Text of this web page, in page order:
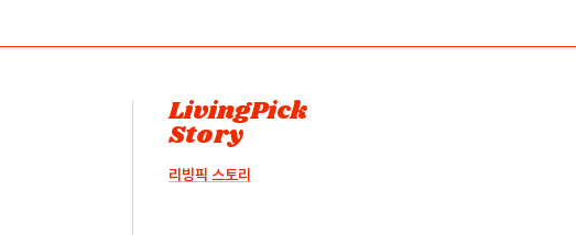
LivingPick
Story
리빙픽 스토리